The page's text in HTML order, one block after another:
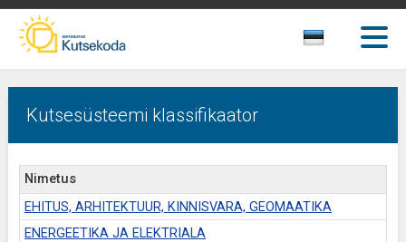
Kutsesüsteemi klassifikaator
Nimetus
EHITUS, ARHITEKTUUR, KINNISVARA, GEOMAATIKA
ENERGEETIKA JA ELEKTRIALA